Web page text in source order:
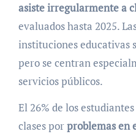
asiste irregularmente a
evaluados hasta 2025.
instituciones educativas
pero se centran
servicios públicos.
El 26% de los
clases porproblemas en